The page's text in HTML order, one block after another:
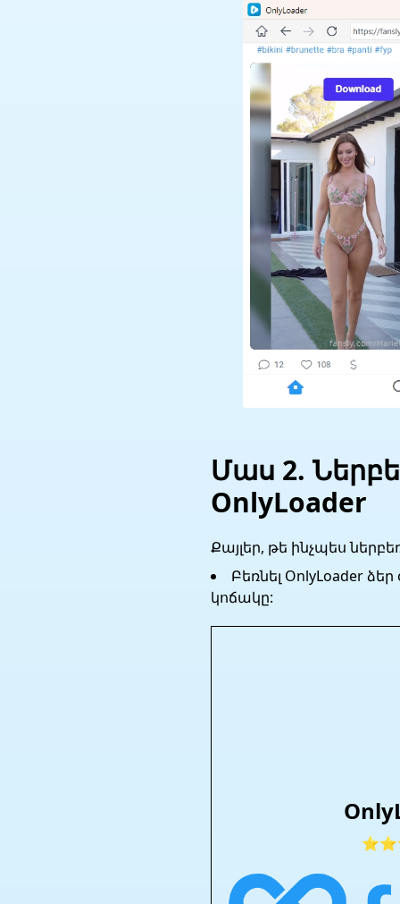
Մաս 2.
OnlyLoader
Քայլեր, թե ինչպես
Բեռնել OnlyLoader
կոճակը: